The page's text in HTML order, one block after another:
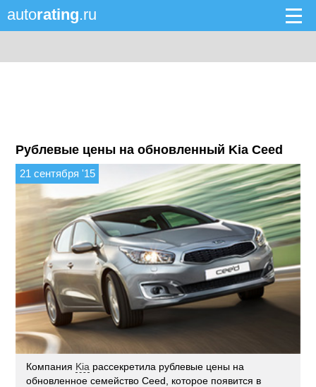
autorating.ru
Рублевые цены на обновленный Kia Ceed
21 сентября '15
Компания Kia рассекретила рублевые цены на
обновленное семейство Ceed, которое появится в